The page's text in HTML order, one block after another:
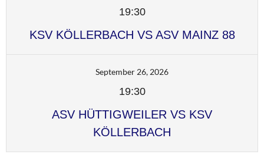
19:30
KSV KÖLLERBACH VS ASV MAINZ 88
September 26, 2026
19:30
ASV HÜTTIGWEILER VS KSV
KÖLLERBACH